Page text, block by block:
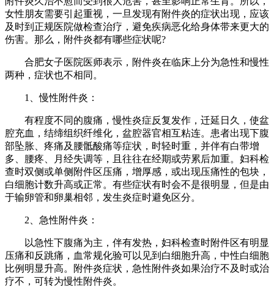
女性朋友需要引起重视，一旦发现有附件炎的症状出现，应该
及时到正规医院做检查治疗，避免疾病恶化给身体带来更大的
伤害。那么，附件炎都有哪些症状呢?
合肥女子医院医师表示，附件炎在临床上分为急性和慢性
两种，症状也不相同。
1、慢性附件炎：
有程度不同的腹痛，慢性炎症反复发作，迁延日久，使盆
腔充血，结缔组织纤维化，盆腔器官相互粘连。患者出现下腹
部坠胀、疼痛及腰骶酸痛等症状，时轻时重，并伴有白带增
多、腰疼、月经失调等，且往往在经期或劳累后加重。妇科检
查时双侧或单侧附件区压痛，增厚感，或出现压痛性的包块，
白细胞计数升高或正常。有些症状有时会不是很明显，但是由
于输卵管和卵巢相邻，发生炎症时避免区分。
2、急性附件炎：
以急性下腹痛为主，伴有发热，妇科检查时附件区有明显
压痛和反跳痛，血常规化验可以见到白细胞升高，中性白细胞
比例明显升高。附件炎症状，急性附件炎如果治疗不及时或治
疗不，可转为慢性附件炎。